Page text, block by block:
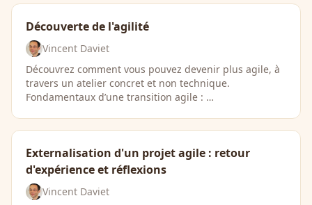
Découverte de l'agilité
Vincent Daviet
Découvrez comment vous pouvez devenir plus agile, à
travers un atelier concret et non technique.
Fondamentaux d’une transition agile : …
Externalisation d'un projet agile : retour
d'expérience et réflexions
Vincent Daviet